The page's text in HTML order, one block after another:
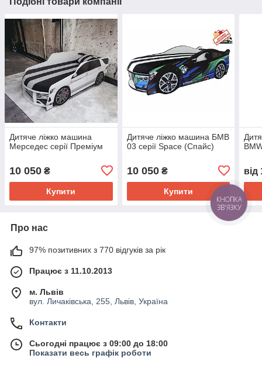
Дитяче ліжко машина
Мерседес серії Преміум
10 050 ₴
Купити
Дитяче ліжко машина БМВ
03 серії Space (Спайс)
10 050₴
Купити
від
Про нас
97% позитивних з 770 відгуків за рік
Працює з 11.10.2013
м. Львів
вул. Личаківська, 255, Львів, Україна
Контакти
Сьогодні працює з 09:00 до 18:00
Показати весь графік роботи
КНОПКА
ЗВ'ЯЗКУ